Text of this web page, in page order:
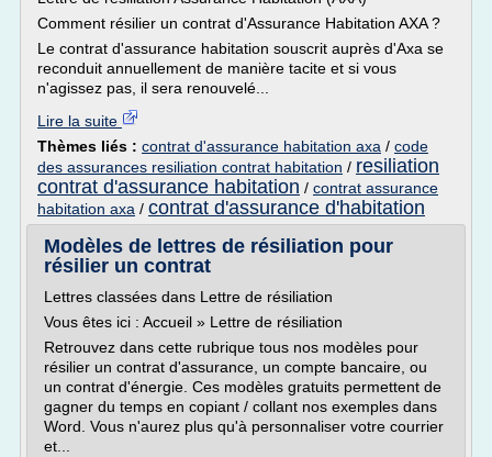
Comment résilier un contrat d'Assurance Habitation AXA ?
Le contrat d'assurance habitation souscrit auprès d'Axa se
reconduit annuellement de manière tacite et si vous
n'agissez pas, il sera renouvelé...
Lire la suite
Thèmes liés : contrat d'assurance habitation axa / code
des assurances resiliation contrat habitation / resiliation
contrat d'assurance habitation / contrat assurance
habitation axa / contrat d'assurance d'habitation
Modèles de lettres de résiliation pour
résilier un contrat
Lettres classées dans Lettre de résiliation
Vous êtes ici : Accueil » Lettre de résiliation
Retrouvez dans cette rubrique tous nos modèles pour
résilier un contrat d'assurance, un compte bancaire, ou
un contrat d'énergie. Ces modèles gratuits permettent de
gagner du temps en copiant / collant nos exemples dans
Word. Vous n'aurez plus qu'à personnaliser votre courrier
et...